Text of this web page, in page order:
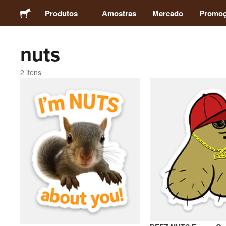
Produtos
Ímãs
Botons
Embalagens
Vestuário
Amostras Mercado
nuts
2 itens